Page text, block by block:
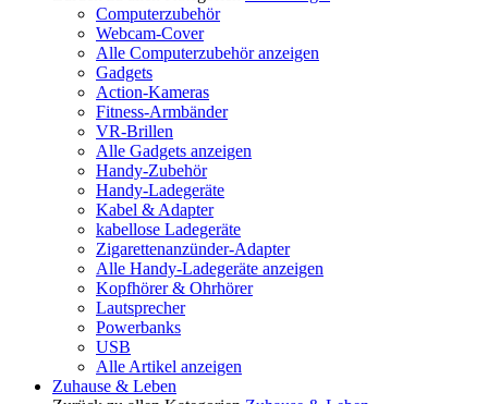
Computerzubehör
Webcam-Cover
Alle Computerzubehör anzeigen
Gadgets
Action-Kameras
Fitness-Armbänder
VR-Brillen
Alle Gadgets anzeigen
Handy-Zubehör
Handy-Ladegeräte
Kabel & Adapter
kabellose Ladegeräte
Zigarettenanzünder-Adapter
Alle Handy-Ladegeräte anzeigen
Kopfhörer & Ohrhörer
Lautsprecher
Powerbanks
USB
Alle Artikel anzeigen
Zuhause & Leben